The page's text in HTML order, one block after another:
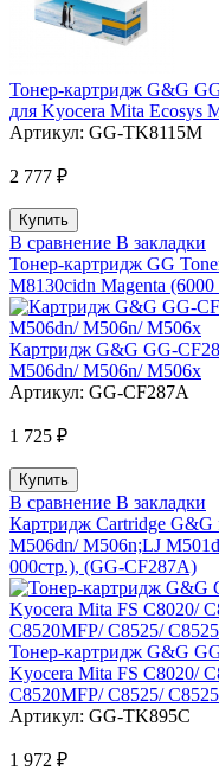
Тонер-картридж G&G
для Kyocera Mita Ecosys
Артикул: GG-TK8115M
2 777 ₽
В сравнение В закладки
Тонер-картридж GG
M8130cidn Magenta
Картридж G&G GG-
M506dn/ M506n/ M506x
Артикул: GG-CF287A
1 725 ₽
В сравнение В закладки
Картридж Cartridge
M506dn/ M506n;LJ
000стр.), (GG-CF287A)
Тонер-картридж G&G
Kyocera Mita FS C8020/
C8520MFP/ C8525/
Артикул: GG-TK895C
1 972 ₽